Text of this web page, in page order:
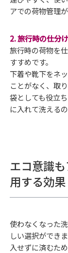
アでの荷物管理
2. 旅行時の仕分
旅行時の荷物を
すすめです。
下着や靴下をネ
ことがなく、取
袋としても役立
に入れて洗える
エコ意識
用する効果
使わなくなった
しい選択ができ
入せずに済むた